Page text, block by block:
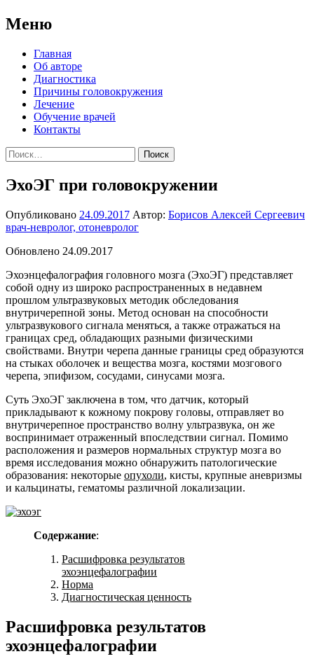
Меню
Перейти
содержимому
Главная
Об авторе
Диагностика
Причины головокружения
Лечение
Обучение врачей
Контакты
Найти:
ЭхоЭГ при головокружении
Опубликовано 24.09.2017 Автор: Борисов Алексей Сергеевич
врач-невролог, отоневролог
Обновлено 24.09.2017
Эхоэнцефалография головного мозга (ЭхоЭГ) представляет
собой одну из широко распространенных в недавнем
прошлом ультразвуковых методик обследования
внутричерепной зоны. Метод основан на способности
ультразвукового сигнала меняться, а также отражаться на
границах сред, обладающих разными физическими
свойствами. Внутри черепа данные границы сред образуются
на стыках оболочек и вещества мозга, костями мозгового
черепа, эпифизом, сосудами, синусами мозга.
Суть ЭхоЭГ заключена в том, что датчик, который
прикладывают к кожному покрову головы, отправляет во
внутричерепное пространство волну ультразвука, он же
воспринимает отраженный впоследствии сигнал. Помимо
расположения и размеров нормальных структур мозга во
время исследования можно обнаружить патологические
образования: некоторые опухоли, кисты, крупные аневризмы
и кальцинаты, гематомы различной локализации.
Содержание:
Расшифровка результатов
эхоэнцефалографии
Норма
Диагностическая ценность
Расшифровка результатов
эхоэнцефалографии